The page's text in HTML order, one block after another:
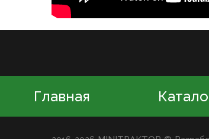
Главная